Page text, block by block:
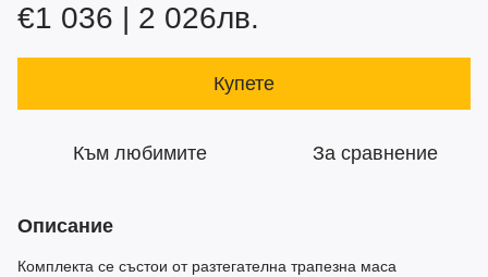
€1 036 | 2 026лв.
Купете
Към любимите За сравнение
Описание
Комплекта се състои от разтегателна трапезна маса